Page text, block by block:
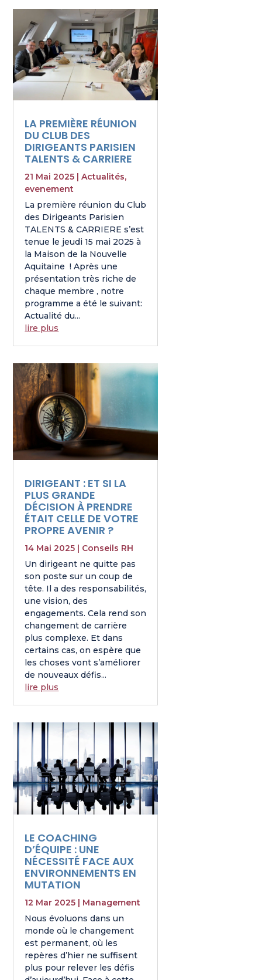
LA PREMIÈRE RÉUNION
DU CLUB DES
DIRIGEANTS PARISIEN
TALENTS & CARRIERE
21 Mai 2025 |Actualités,
evenement
La première réunion du Club
des Dirigeants Parisien
TALENTS & CARRIERE s’est
tenue le jeudi 15 mai 2025 à
la Maison de la Nouvelle
Aquitaine ! Après une
présentation très riche de
chaque membre , notre
programme a été le suivant:
Actualité du...
lire plus
DIRIGEANT : ET SI LA
PLUS GRANDE
DÉCISION À PRENDRE
ÉTAIT CELLE DE VOTRE
PROPRE AVENIR ?
14 Mai 2025
Conseils RH
Un dirigeant ne quitte pas
son poste sur un coup de
tête. Il a des responsabilités,
une vision, des
engagements. Cela rend son
changement de carrière
plus complexe. Et dans
certains cas, on espère que
les choses vont s’améliorer
de nouveaux défis...
lire plus
LE COACHING
D’ÉQUIPE : UNE
NÉCESSITÉ FACE AUX
ENVIRONNEMENTS EN
MUTATION
12 Mar 2025
Management
Nous évoluons dans un
monde où le changement
est permanent, où les
repères d’hier ne suffisent
plus pour relever les défis